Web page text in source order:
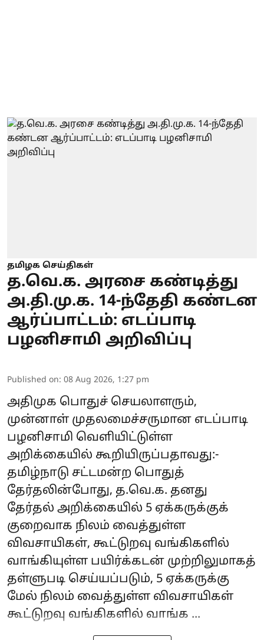
தமிழக செய்திகள்
த.வெ.க. அரசை கண்டித்து
அ.தி.மு.க. 14-ந்தேதி கண்டன
ஆர்ப்பாட்டம்: எடப்பாடி
பழனிசாமி அறிவிப்பு
Published on: 08 Aug 2026, 1:27 pm
அதிமுக பொதுச் செயலாளரும்,
முன்னாள் முதலமைச்சருமான எடப்பாடி
பழனிசாமி வெளியிட்டுள்ள
அறிக்கையில் கூறியிருப்பதாவது:-
தமிழ்நாடு சட்டமன்ற பொதுத்
தேர்தலின்போது, த.வெ.க. தனது
தேர்தல் அறிக்கையில் 5 ஏக்கருக்குக்
குறைவாக நிலம் வைத்துள்ள
விவசாயிகள், கூட்டுறவு வங்கிகளில்
வாங்கியுள்ள பயிர்க்கடன் முற்றிலுமாகத்
தள்ளுபடி செய்யப்படும், 5 ஏக்கருக்கு
மேல் நிலம் வைத்துள்ள விவசாயிகள்
கூட்டுறவு வங்கிகளில் வாங்க ...